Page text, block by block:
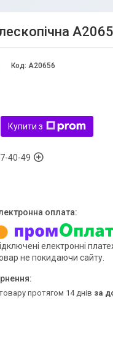
Код: A20656
Купити з
40-49
електронні
не покидаючи сайту.
протягом 14 днів за